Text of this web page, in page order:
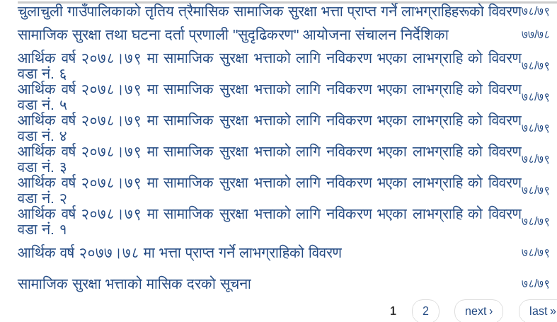
चुलाचुली गाउँपालिकाको तृतिय त्रैमासिक सामाजिक सुरक्षा भत्ता प्राप्त गर्ने लाभग्राहिहरूको विवरण७८/७९
सामाजिक सुरक्षा तथा घटना दर्ता प्रणाली "सुदृढिकरण" आयोजना संचालन निर्देशिका ७७/७८
आर्थिक वर्ष २०७८।७९ मा सामाजिक सुरक्षा भत्ताको लागि नविकरण भएका लाभग्राहि को विवरण
वडा नं. ६
७८/७९
आर्थिक वर्ष २०७८।७९ मा सामाजिक सुरक्षा भत्ताको लागि नविकरण भएका लाभग्राहि को विवरण
वडा नं. ५
७८/७९
आर्थिक वर्ष २०७८।७९ मा सामाजिक सुरक्षा भत्ताको लागि नविकरण भएका लाभग्राहि को विवरण
वडा नं. ४
७८/७९
आर्थिक वर्ष २०७८।७९ मा सामाजिक सुरक्षा भत्ताको लागि नविकरण भएका लाभग्राहि को विवरण
वडा नं. ३
७८/७९
आर्थिक वर्ष २०७८।७९ मा सामाजिक सुरक्षा भत्ताको लागि नविकरण भएका लाभग्राहि को विवरण
वडा नं. २
७८/७९
आर्थिक वर्ष २०७८।७९ मा सामाजिक सुरक्षा भत्ताको लागि नविकरण भएका लाभग्राहि को विवरण
वडा नं. १
७८/७९
आर्थिक वर्ष २०७७।७८ मा भत्ता प्राप्त गर्ने लाभग्राहिको विवरण ७८/७९
सामाजिक सुरक्षा भत्ताको मासिक दरको सूचना ७८/७९
1 2 next › last »